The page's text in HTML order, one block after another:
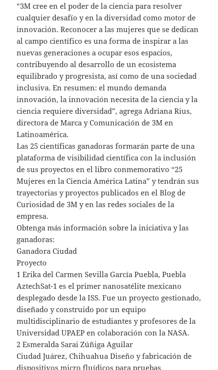
“3M cree en el poder de la ciencia para resolver
cualquier desafío y en la diversidad como motor de
innovación. Reconocer a las mujeres que se dedican
al campo científico es una forma de inspirar a las
nuevas generaciones a ocupar esos espacios,
contribuyendo al desarrollo de un ecosistema
equilibrado y progresista, así como de una sociedad
inclusiva. En resumen: el mundo demanda
innovación, la innovación necesita de la ciencia y la
ciencia requiere diversidad”, agrega Adriana Rius,
directora de Marca y Comunicación de 3M en
Latinoamérica.
Las 25 científicas ganadoras formarán parte de una
plataforma de visibilidad científica con la inclusión
de sus proyectos en el libro conmemorativo “25
Mujeres en la Ciencia América Latina” y tendrán sus
trayectorias y proyectos publicados en el Blog de
Curiosidad de 3M y en las redes sociales de la
empresa.
Obtenga más información sobre la iniciativa y las
ganadoras:
Ganadora Ciudad
Proyecto
1 Erika del Carmen Sevilla García Puebla, Puebla
AztechSat-1 es el primer nanosatélite mexicano
desplegado desde la ISS. Fue un proyecto gestionado,
diseñado y construido por un equipo
multidisciplinario de estudiantes y profesores de la
Universidad UPAEP en colaboración con la NASA.
2 Esmeralda Sarai Zúñiga Aguilar
Ciudad Juárez, Chihuahua Diseño y fabricación de
dispositivos micro fluídicos para pruebas